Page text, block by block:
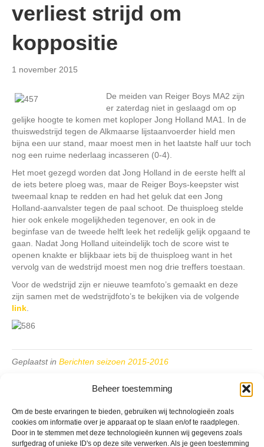
Beheer toestemming
Om de beste ervaringen te bieden, gebruiken wij technologieën zoals
cookies om informatie over je apparaat op te slaan en/of te raadplegen.
Door in te stemmen met deze technologieën kunnen wij gegevens zoals
surfgedrag of unieke ID's op deze site verwerken. Als je geen toestemming
verliest strijd om
koppositie
1 november 2015
De meiden van Reiger Boys MA2 zijn
er zaterdag niet in geslaagd om op
gelijke hoogte te komen met koploper Jong Holland MA1. In de
thuiswedstrijd tegen de Alkmaarse lijstaanvoerder hield men
bijna een uur stand, maar moest men in het laatste half uur toch
nog een ruime nederlaag incasseren (0-4).
Het moet gezegd worden dat Jong Holland in de eerste helft al
de iets betere ploeg was, maar de Reiger Boys-keepster wist
tweemaal knap te redden en had het geluk dat een Jong
Holland-aanvalster tegen de paal schoot. De thuisploeg stelde
hier ook enkele mogelijkheden tegenover, en ook in de
beginfase van de tweede helft leek het redelijk gelijk opgaand te
gaan. Nadat Jong Holland uiteindelijk toch de score wist te
openen knakte er blijkbaar iets bij de thuisploeg want in het
vervolg van de wedstrijd moest men nog drie treffers toestaan.
Voor de wedstrijd zijn er nieuwe teamfoto’s gemaakt en deze
zijn samen met de wedstrijdfoto’s te bekijken via de volgende
link
Geplaatst in Berichten seizoen 2015-2016
VV Reiger Boys